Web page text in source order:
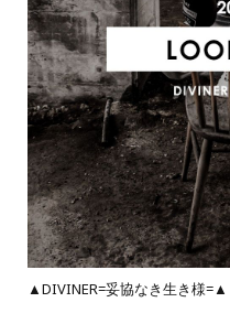
▲DIVINER=妥協なき生き様=▲